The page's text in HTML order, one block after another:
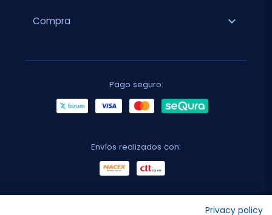
Compra expand_more
Pago seguro:
Envíos realizados con:
Privacy policy